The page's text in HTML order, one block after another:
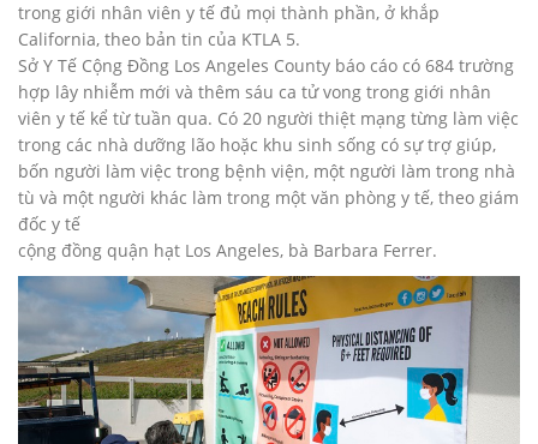
trong giới nhân viên y tế đủ mọi thành phần, ở khắp
California, theo bản tin của KTLA 5.
Sở Y Tế Cộng Đồng Los Angeles County báo cáo có 684 trường
hợp lây nhiễm mới và thêm sáu ca tử vong trong giới nhân
viên y tế kể từ tuần qua. Có 20 người thiệt mạng từng làm việc
trong các nhà dưỡng lão hoặc khu sinh sống có sự trợ giúp,
bốn người làm việc trong bệnh viện, một người làm trong nhà
tù và một người khác làm trong một văn phòng y tế, theo giám
đốc y tế
cộng đồng quận hạt Los Angeles, bà Barbara Ferrer.